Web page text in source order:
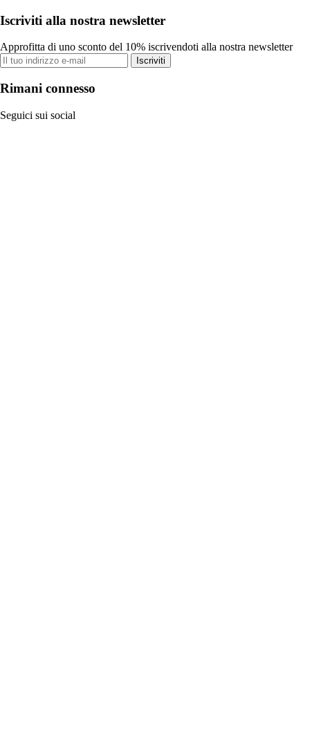
Iscriviti alla nostra newsletter
Approfitta di uno sconto del 10% iscrivendoti alla nostra newsletter
Iscriviti
Rimani connesso
Seguici sui social